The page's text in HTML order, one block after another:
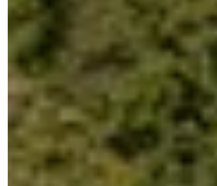
Nos membres
Nos actions
Actualités
Presse